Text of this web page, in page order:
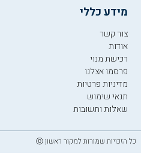
מידע כללי
צור קשר
אודות
רכישת מנוי
פרסמו אצלנו
מדיניות פרטיות
תנאי שימוש
שאלות ותשובות
כל הזכויות שמורות למקור ראשון ⓒ